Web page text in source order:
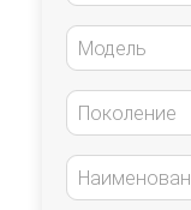
Модель
Поколение